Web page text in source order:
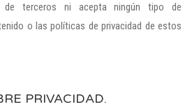
terceros ni acepta ningún tipo de
o las políticas de privacidad de estos
PRIVACIDAD.